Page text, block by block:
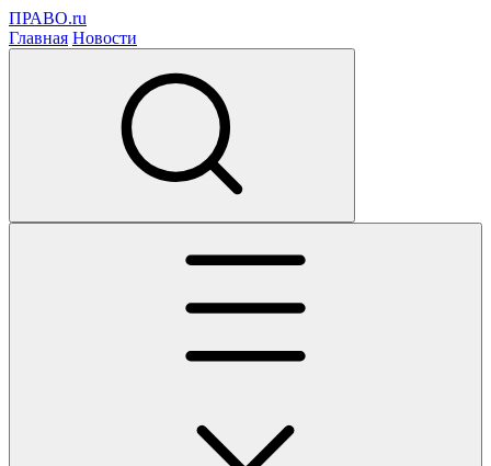
ПРАВО.ru
Главная Новости